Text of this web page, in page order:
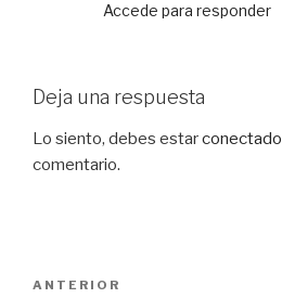
Accede para responder
Deja una respuesta
Lo siento, debes estarconectado
comentario.
Entrada
ANTERIOR